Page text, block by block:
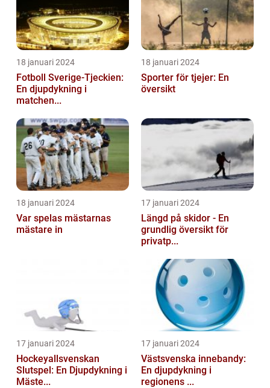
18 januari 2024
Fotboll Sverige-Tjeckien:
En djupdykning i
matchen...
18 januari 2024
Sporter för tjejer: En
översikt
18 januari 2024
Var spelas mästarnas
mästare in
17 januari 2024
Längd på skidor - En
grundlig översikt för
privatp...
17 januari 2024
Hockeyallsvenskan
Slutspel: En Djupdykning i
Mäste...
17 januari 2024
Västsvenska innebandy:
En djupdykning i
regionens ...